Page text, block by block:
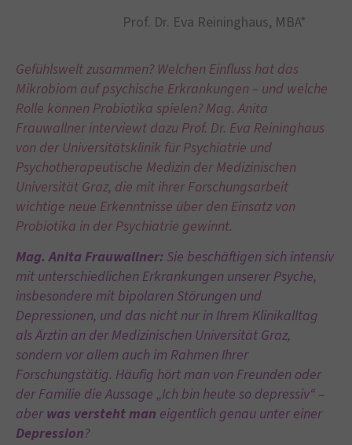
Prof. Dr. Eva Reininghaus, MBA*
Gefühlswelt zusammen? Welchen Einfluss hat das
Mikrobiom auf psychische Erkrankungen – und welche
Rolle können Probiotika spielen? Mag. Anita
Frauwallner interviewt dazu Prof. Dr. Eva Reininghaus
von der Universitätsklinik für Psychiatrie und
Psychotherapeutische Medizin der Medizinischen
Universität Graz, die mit ihrer Forschungsarbeit
wichtige neue Erkenntnisse über den Einsatz von
Probiotika in der Psychiatrie gewinnt.
Mag. Anita Frauwallner: Sie beschäftigen sich intensiv
mit unterschiedlichen Erkrankungen unserer Psyche,
insbesondere mit bipolaren Störungen und
Depressionen, und das nicht nur in Ihrem Klinikalltag
als Ärztin an der Medizinischen Universität Graz,
sondern vor allem auch im Rahmen Ihrer
Forschungstätig. Häufig hört man von Freunden oder
der Familie die Aussage „Ich bin heute so depressiv“ –
aberwas versteht man eigentlich genau unter einer
Depression?